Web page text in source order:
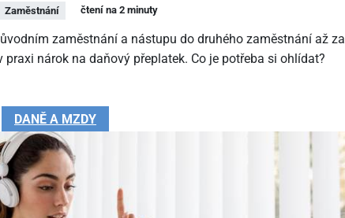
Zaměstnání čtení na 2 minuty
zaměstnání a nástupu do druhého zaměstnání až za
praxi nárok na daňový přeplatek. Co je potřeba si ohlídat?
DANĚ A MZDY